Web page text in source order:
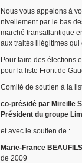
Nous vous appelons à
nivellement par le bas
marché transatlantique
aux traités illégitimes qui
Pour faire des élections
pour la liste Front de
Comité de soutien à la
co-présidé par Mireille
Président du groupe
et avec le soutien de :
Marie-France BEAUFILS
de 2009